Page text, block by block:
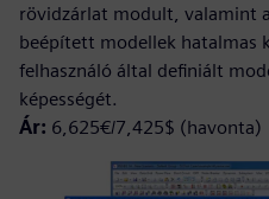
rövidzárlat modult, valamint
beépített modellek hatalmas
felhasználó által definiált
képességét.
Ár: 6,625€/7,425$ (havonta)